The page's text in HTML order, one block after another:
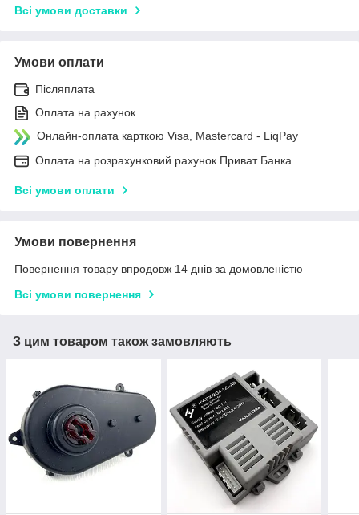
Всі умови доставки
Умови оплати
Післяплата
Оплата на рахунок
Онлайн-оплата карткою Visa, Mastercard - LiqPay
Оплата на розрахунковий рахунок Приват Банка
Всі умови оплати
Умови повернення
Повернення товару впродовж 14 днів за домовленістю
Всі умови повернення
З цим товаром також замовляють